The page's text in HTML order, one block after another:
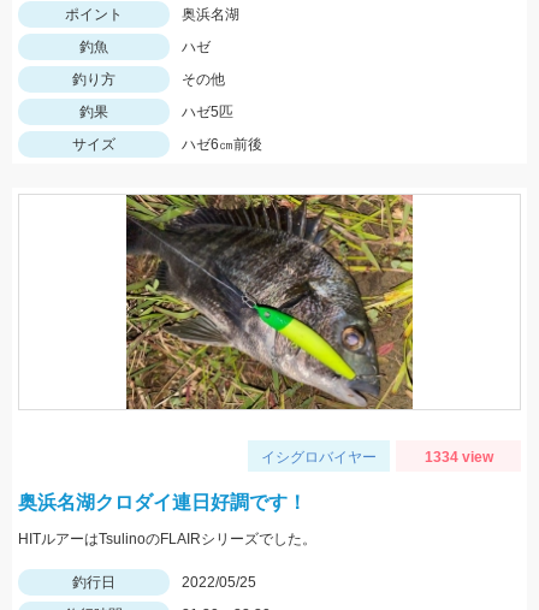
ポイント
奥浜名湖
釣魚
ハゼ
釣り方
その他
釣果
ハゼ5匹
サイズ
ハゼ6㎝前後
イシグロバイヤー 1334 view
奥浜名湖クロダイ連日好調です！
HITルアーはTsulinoのFLAIRシリーズでした。
釣行日
2022/05/25